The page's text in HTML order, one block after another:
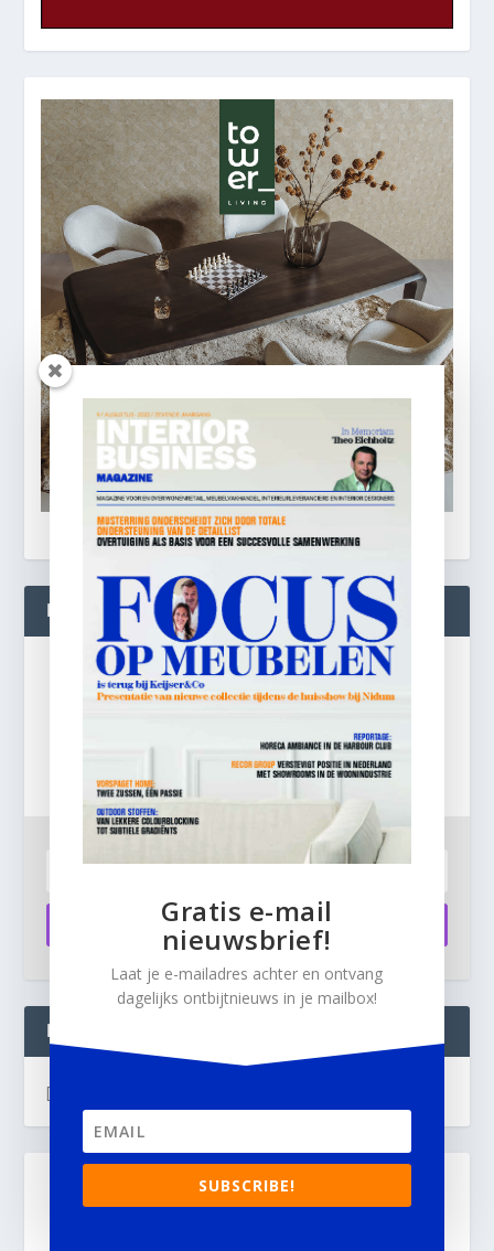
BLIJF OP DE HOOGTE!
Gratis
e-mail nieuwsbrief!
Laat je e-mailadres achter en ontvang dagelijks
ontbijtnieuws in je mailbox.
Aanmelden
INTERIOR BUSINESS LIVE:
[instagram-feed]
Gratis e-mail
nieuwsbrief!
Laat je e-mailadres achter en ontvang
dagelijks ontbijtnieuws in je mailbox!
SUBSCRIBE!